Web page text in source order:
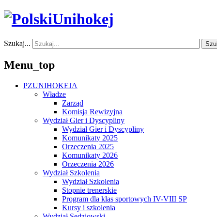
Szukaj...
Menu_top
PZUNIHOKEJA
Władze
Zarząd
Komisja Rewizyjna
Wydział Gier i Dyscypliny
Wydział Gier i Dyscypliny
Komunikaty 2025
Orzeczenia 2025
Komunikaty 2026
Orzeczenia 2026
Wydział Szkolenia
Wydział Szkolenia
Stopnie trenerskie
Program dla klas sportowych IV-VIII SP
Kursy i szkolenia